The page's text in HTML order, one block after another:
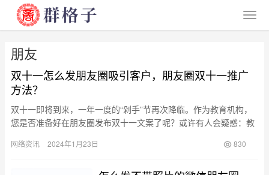
朋友
双十一怎么发朋友圈吸引客户，朋友圈双十一推广
方法？
双十一即将到来，一年一度的“剁手”节再次降临。作为教育机构，
您是否准备好在朋友圈发布双十一文案了呢？或许有人会疑惑：教
解。然…
网络资讯 2024年1月23日 830